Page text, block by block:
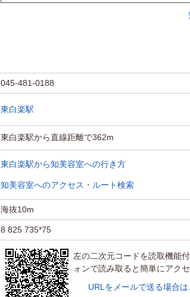
045-481-0188
東白楽駅
東白楽駅から直線距離で362m
東白楽駅から知美容室への行き方
知美容室へのアクセス・ルート検索
海抜10m
8 825 735*75
左の二次元コードを読取機能
ォンで読み取ると簡単にアクセ
URLをメールで送る場合は